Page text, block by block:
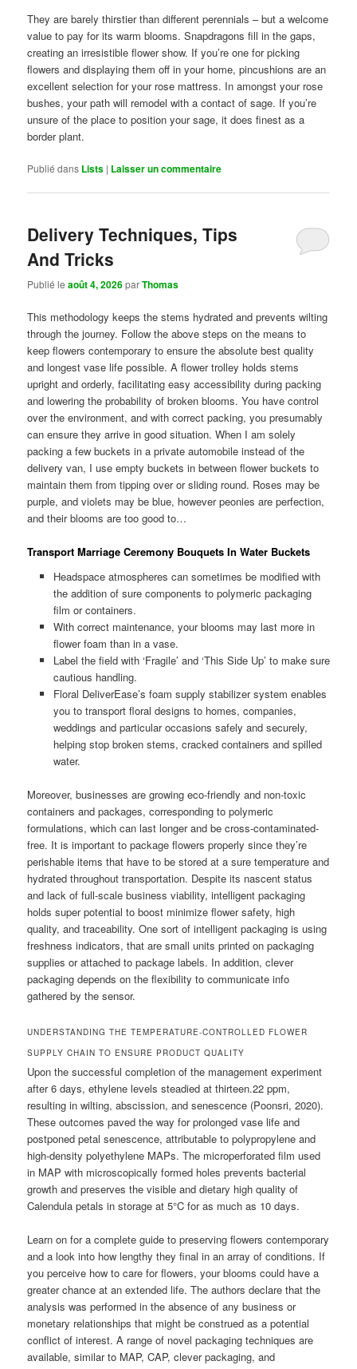
They are barely thirstier than different perennials – but a welcome
value to pay for its warm blooms. Snapdragons fill in the gaps,
creating an irresistible flower show. If you’re one for picking
flowers and displaying them off in your home, pincushions are an
excellent selection for your rose mattress. In amongst your rose
bushes, your path will remodel with a contact of sage. If you’re
unsure of the place to position your sage, it does finest as a
border plant.
Publié dans Lists | Laisser un commentaire
Delivery Techniques, Tips
And Tricks
Publié leaoût 4, 2026parThomas
This methodology keeps the stems hydrated and prevents wilting
through the journey. Follow the above steps on the means to
keep flowers contemporary to ensure the absolute best quality
and longest vase life possible. A flower trolley holds stems
upright and orderly, facilitating easy accessibility during packing
and lowering the probability of broken blooms. You have control
over the environment, and with correct packing, you presumably
can ensure they arrive in good situation. When I am solely
packing a few buckets in a private automobile instead of the
delivery van, I use empty buckets in between flower buckets to
maintain them from tipping over or sliding round. Roses may be
purple, and violets may be blue, however peonies are perfection,
and their blooms are too good to…
Transport Marriage Ceremony Bouquets In Water Buckets
Headspace atmospheres can sometimes be modified with
the addition of sure components to polymeric packaging
film or containers.
With correct maintenance, your blooms may last more in
flower foam than in a vase.
Label the field with ‘Fragile’ and ‘This Side Up’ to make sure
cautious handling.
Floral DeliverEase’s foam supply stabilizer system enables
you to transport floral designs to homes, companies,
weddings and particular occasions safely and securely,
helping stop broken stems, cracked containers and spilled
water.
Moreover, businesses are growing eco-friendly and non-toxic
containers and packages, corresponding to polymeric
formulations, which can last longer and be cross-contaminated-
free. It is important to package flowers properly since they’re
perishable items that have to be stored at a sure temperature and
hydrated throughout transportation. Despite its nascent status
and lack of full-scale business viability, intelligent packaging
holds super potential to boost minimize flower safety, high
quality, and traceability. One sort of intelligent packaging is using
freshness indicators, that are small units printed on packaging
supplies or attached to package labels. In addition, clever
packaging depends on the flexibility to communicate info
gathered by the sensor.
UNDERSTANDING THE TEMPERATURE-CONTROLLED FLOWER
SUPPLY CHAIN TO ENSURE PRODUCT QUALITY
Upon the successful completion of the management experiment
after 6 days, ethylene levels steadied at thirteen.22 ppm,
resulting in wilting, abscission, and senescence (Poonsri, 2020).
These outcomes paved the way for prolonged vase life and
postponed petal senescence, attributable to polypropylene and
high-density polyethylene MAPs. The microperforated film used
in MAP with microscopically formed holes prevents bacterial
growth and preserves the visible and dietary high quality of
Calendula petals in storage at 5°C for as much as 10 days.
Learn on for a complete guide to preserving flowers contemporary
and a look into how lengthy they final in an array of conditions. If
you perceive how to care for flowers, your blooms could have a
greater chance at an extended life. The authors declare that the
analysis was performed in the absence of any business or
monetary relationships that might be construed as a potential
conflict of interest. A range of novel packaging techniques are
available, similar to MAP, CAP, clever packaging, and